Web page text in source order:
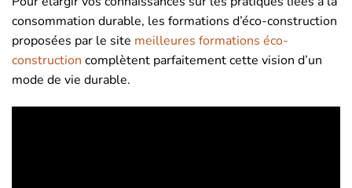
consommation durable, les formations d’éco-construction
proposées par le site meilleures formations éco-
construction complètent parfaitement cette vision d’un
mode de vie durable.